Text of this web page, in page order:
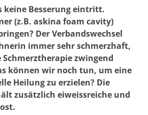
keine Besserung eintritt.
(z.B. askina foam cavity)
Der Verbandswechsel
immer sehr schmerzhaft,
zwingend
können wir noch tun, um eine
Heilung zu erzielen? Die
zusätzlich eiweissreiche und